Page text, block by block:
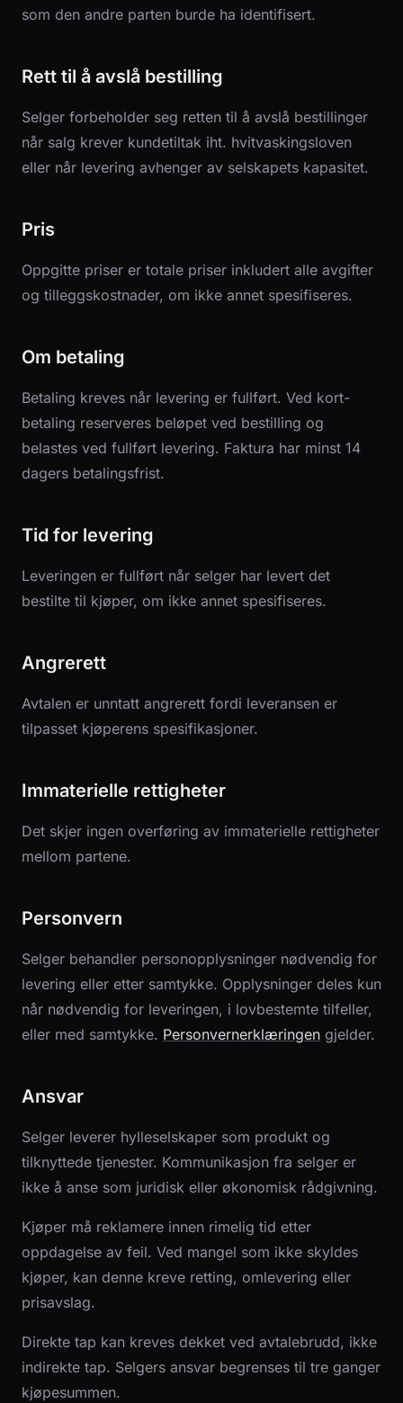
som den andre parten burde ha identifisert.
Rett til å avslå bestilling
Selger forbeholder seg retten til å avslå bestillinger
når salg krever kundetiltak iht. hvitvaskingsloven
eller når levering avhenger av selskapets kapasitet.
Pris
Oppgitte priser er totale priser inkludert alle avgifter
og tilleggskostnader, om ikke annet spesifiseres.
Om betaling
Betaling kreves når levering er fullført. Ved kort-
betaling reserveres beløpet ved bestilling og
belastes ved fullført levering. Faktura har minst 14
dagers betalingsfrist.
Tid for levering
Leveringen er fullført når selger har levert det
bestilte til kjøper, om ikke annet spesifiseres.
Angrerett
Avtalen er unntatt angrerett fordi leveransen er
tilpasset kjøperens spesifikasjoner.
Immaterielle rettigheter
Det skjer ingen overføring av immaterielle rettigheter
mellom partene.
Personvern
Selger behandler personopplysninger nødvendig for
levering eller etter samtykke. Opplysninger deles kun
når nødvendig for leveringen, i lovbestemte tilfeller,
eller med samtykke. Personvernerklæringen gjelder.
Ansvar
Selger leverer hylleselskaper som produkt og
tilknyttede tjenester. Kommunikasjon fra selger er
ikke å anse som juridisk eller økonomisk rådgivning.
Kjøper må reklamere innen rimelig tid etter
oppdagelse av feil. Ved mangel som ikke skyldes
kjøper, kan denne kreve retting, omlevering eller
prisavslag.
Direkte tap kan kreves dekket ved avtalebrudd, ikke
indirekte tap. Selgers ansvar begrenses til tre ganger
kjøpesummen.